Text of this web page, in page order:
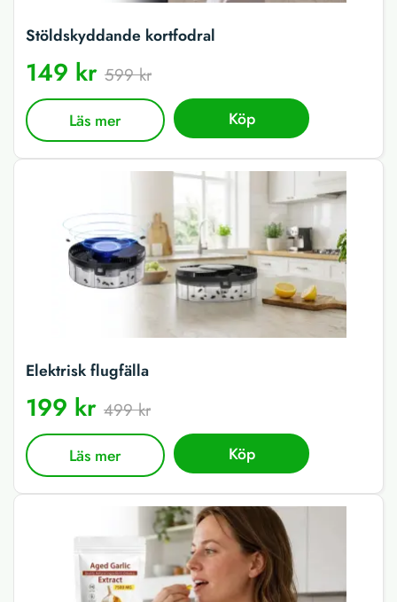
Stöldskyddande kortfodral
149 kr 599 kr
Läs mer Köp
Elektrisk flugfälla
199 kr 499 kr
Läs mer Köp